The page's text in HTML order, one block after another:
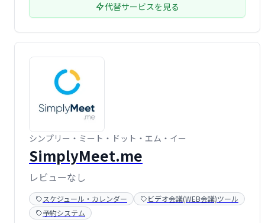
代替サービスを見る
シンプリー・ミート・ドット・エム・イー
SimplyMeet.me
レビューなし
スケジュール・カレンダー
ビデオ会議(WEB会議)ツール
予約システム